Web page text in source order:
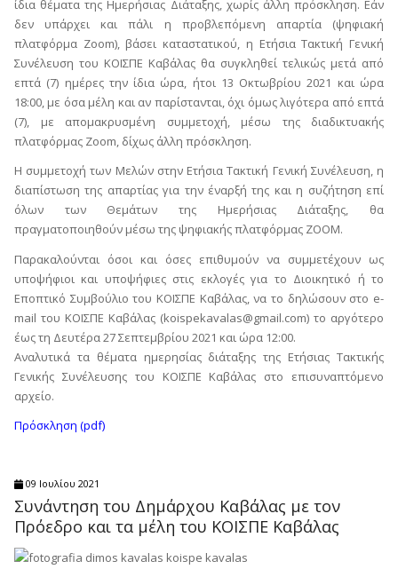
ίδια θέματα της Ημερήσιας Διάταξης, χωρίς άλλη πρόσκληση. Εάν
δεν υπάρχει και πάλι η προβλεπόμενη απαρτία (ψηφιακή
πλατφόρμα Zoom), βάσει καταστατικού, η Ετήσια Τακτική Γενική
Συνέλευση του ΚΟΙΣΠΕ Καβάλας θα συγκληθεί τελικώς μετά από
επτά (7) ημέρες την ίδια ώρα, ήτοι 13 Οκτωβρίου 2021 και ώρα
18:00, με όσα μέλη και αν παρίστανται, όχι όμως λιγότερα από επτά
(7), με απομακρυσμένη συμμετοχή, μέσω της διαδικτυακής
πλατφόρμας Ζoom, δίχως άλλη πρόσκληση.
Η συμμετοχή των Μελών στην Ετήσια Τακτική Γενική Συνέλευση, η
διαπίστωση της απαρτίας για την έναρξή της και η συζήτηση επί
όλων των Θεμάτων της Ημερήσιας Διάταξης, θα
πραγματοποιηθούν μέσω της ψηφιακής πλατφόρμας ZΟΟΜ.
Παρακαλούνται όσοι και όσες επιθυμούν να συμμετέχουν ως
υποψήφιοι και υποψήφιες στις εκλογές για το Διοικητικό ή το
Εποπτικό Συμβούλιο του ΚΟΙΣΠΕ Καβάλας, να το δηλώσουν στο e-
mail του ΚΟΙΣΠΕ Καβάλας (koispekavalas@gmail.com) το αργότερο
έως τη Δευτέρα 27 Σεπτεμβρίου 2021 και ώρα 12:00.
Αναλυτικά τα θέματα ημερησίας διάταξης της Ετήσιας Τακτικής
Γενικής Συνέλευσης του ΚΟΙΣΠΕ Καβάλας στο επισυναπτόμενο
αρχείο.
Πρόσκληση (pdf)
09 Ιουλίου 2021
Συνάντηση του Δημάρχου Καβάλας με τον
Πρόεδρο και τα μέλη του ΚΟΙΣΠΕ Καβάλας